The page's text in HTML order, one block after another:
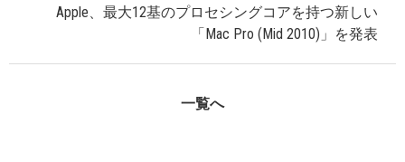
Apple、最大12基のプロセシングコアを持つ新しい
「Mac Pro (Mid 2010)」を発表
一覧へ